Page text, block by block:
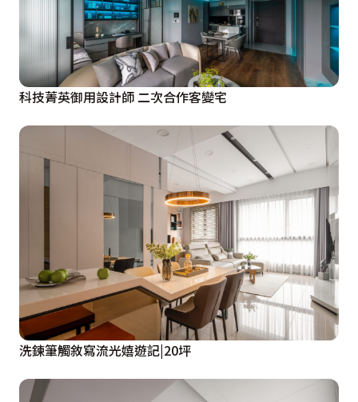
科技菁英御用設計師 二次合作客變宅
洗鍊筆觸敘寫流光嬉遊記|20坪